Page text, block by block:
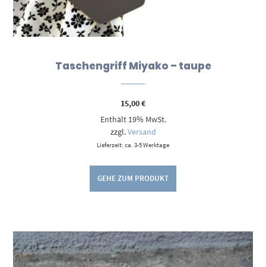
Taschengriff Miyako – taupe
15,00€
Enthält 19% MwSt.
zzgl.Versand
Lieferzeit: ca. 3-5 Werktage
GEHE ZUM PRODUKT